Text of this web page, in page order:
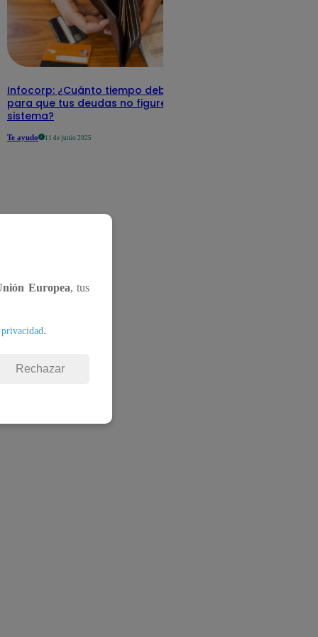
Infocorp: ¿Cuánto tiempo debe pasar
para que tus deudas no figuren en su
sistema?
Te ayudo 11 de junio 2025
Europea, tus
.
Rechazar